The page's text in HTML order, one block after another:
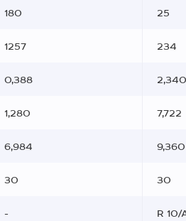
180 25
1257 234
0,388 2,340
1,280 7,722
6,984 9,360
30 30
- R 10/